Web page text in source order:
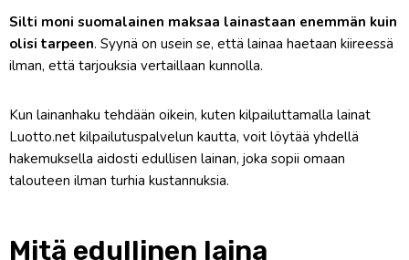
Silti moni suomalainen maksaa lainastaan enemmän kuin
olisi tarpeen. Syynä on usein se, että lainaa haetaan kiireessä
ilman, että tarjouksia vertaillaan kunnolla.
Kun lainanhaku tehdään oikein, kuten kilpailuttamalla lainat
Luotto.net kilpailutuspalvelun kautta, voit löytää yhdellä
hakemuksella aidosti edullisen lainan, joka sopii omaan
talouteen ilman turhia kustannuksia.
Mitä edullinen laina